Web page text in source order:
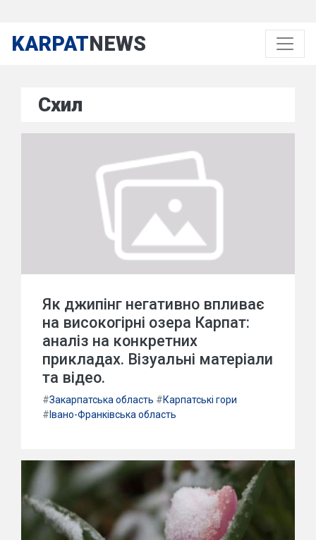
KARPATNEWS
Схил
Як джипінг негативно впливає
на високогірні озера Карпат:
аналіз на конкретних
прикладах. Візуальні матеріали
та відео.
#Закарпатська область #Карпатські гори
# Івано-Франківська область